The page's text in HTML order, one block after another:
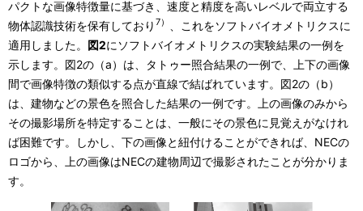
パクトな画像特徴量に基づき、速度と精度を高いレベルで両立する
物体認識技術を保有しており 7）
、これをソフトバイオメトリクスに
適用しました。 図2にソフトバイオメトリクスの実験結果の一例を
示します。図2の（a）は、タトゥー照合結果の一例で、上下の画像
間で画像特徴の類似する点が直線で結ばれています。図2の（b）
は、建物などの景色を照合した結果の一例です。上の画像のみから
その撮影場所を特定することは、一般にその景色に見覚えがなけれ
ば困難です。しかし、下の画像と紐付けることができれば、NECの
ロゴから、上の画像はNECの建物周辺で撮影されたことが分かりま
す。